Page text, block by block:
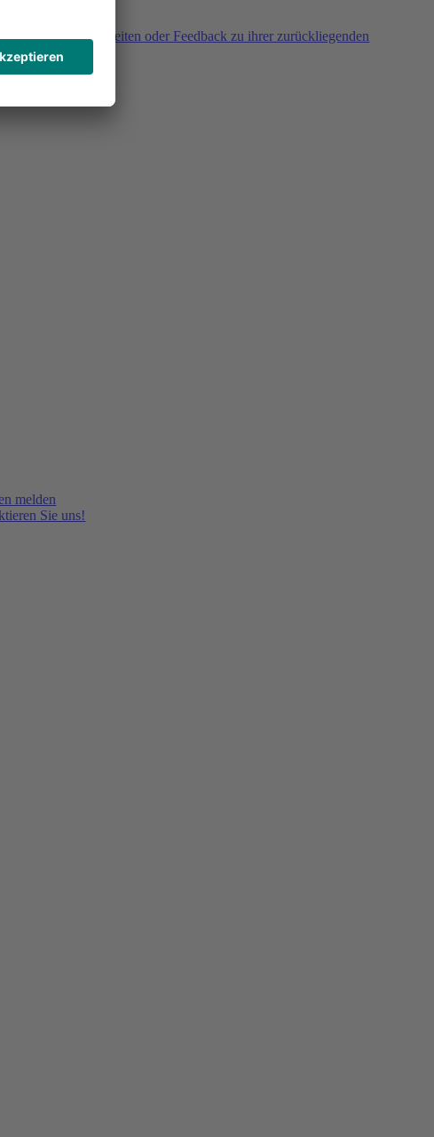
Fragen, Unklarheiten oder Feedback zu ihrer zurückliegenden
melden
Sie uns!